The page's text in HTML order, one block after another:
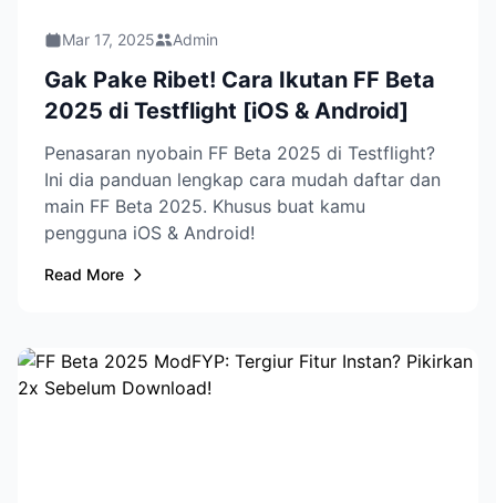
Mar 17, 2025 Admin
Gak Pake Ribet! Cara Ikutan FF Beta
2025 di Testflight [iOS & Android]
Penasaran nyobain FF Beta 2025 di Testflight?
Ini dia panduan lengkap cara mudah daftar dan
main FF Beta 2025. Khusus buat kamu
pengguna iOS & Android!
Read More